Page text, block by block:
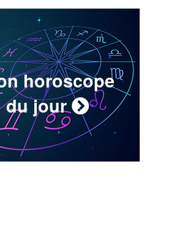
horoscope
du jour